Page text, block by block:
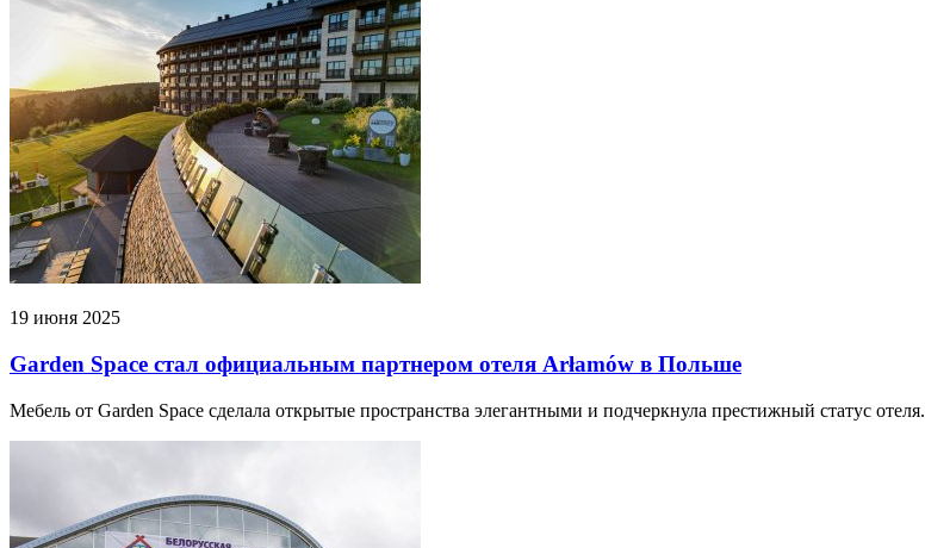
19 июня 2025
Garden Space стал официальным партнером отеля Arłamów в Польше
Мебель от Garden Space сделала открытые пространства элегантными и подчеркнула престижный статус отеля.